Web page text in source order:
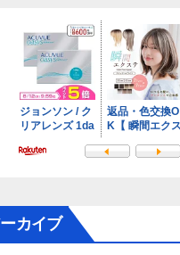
カイブ